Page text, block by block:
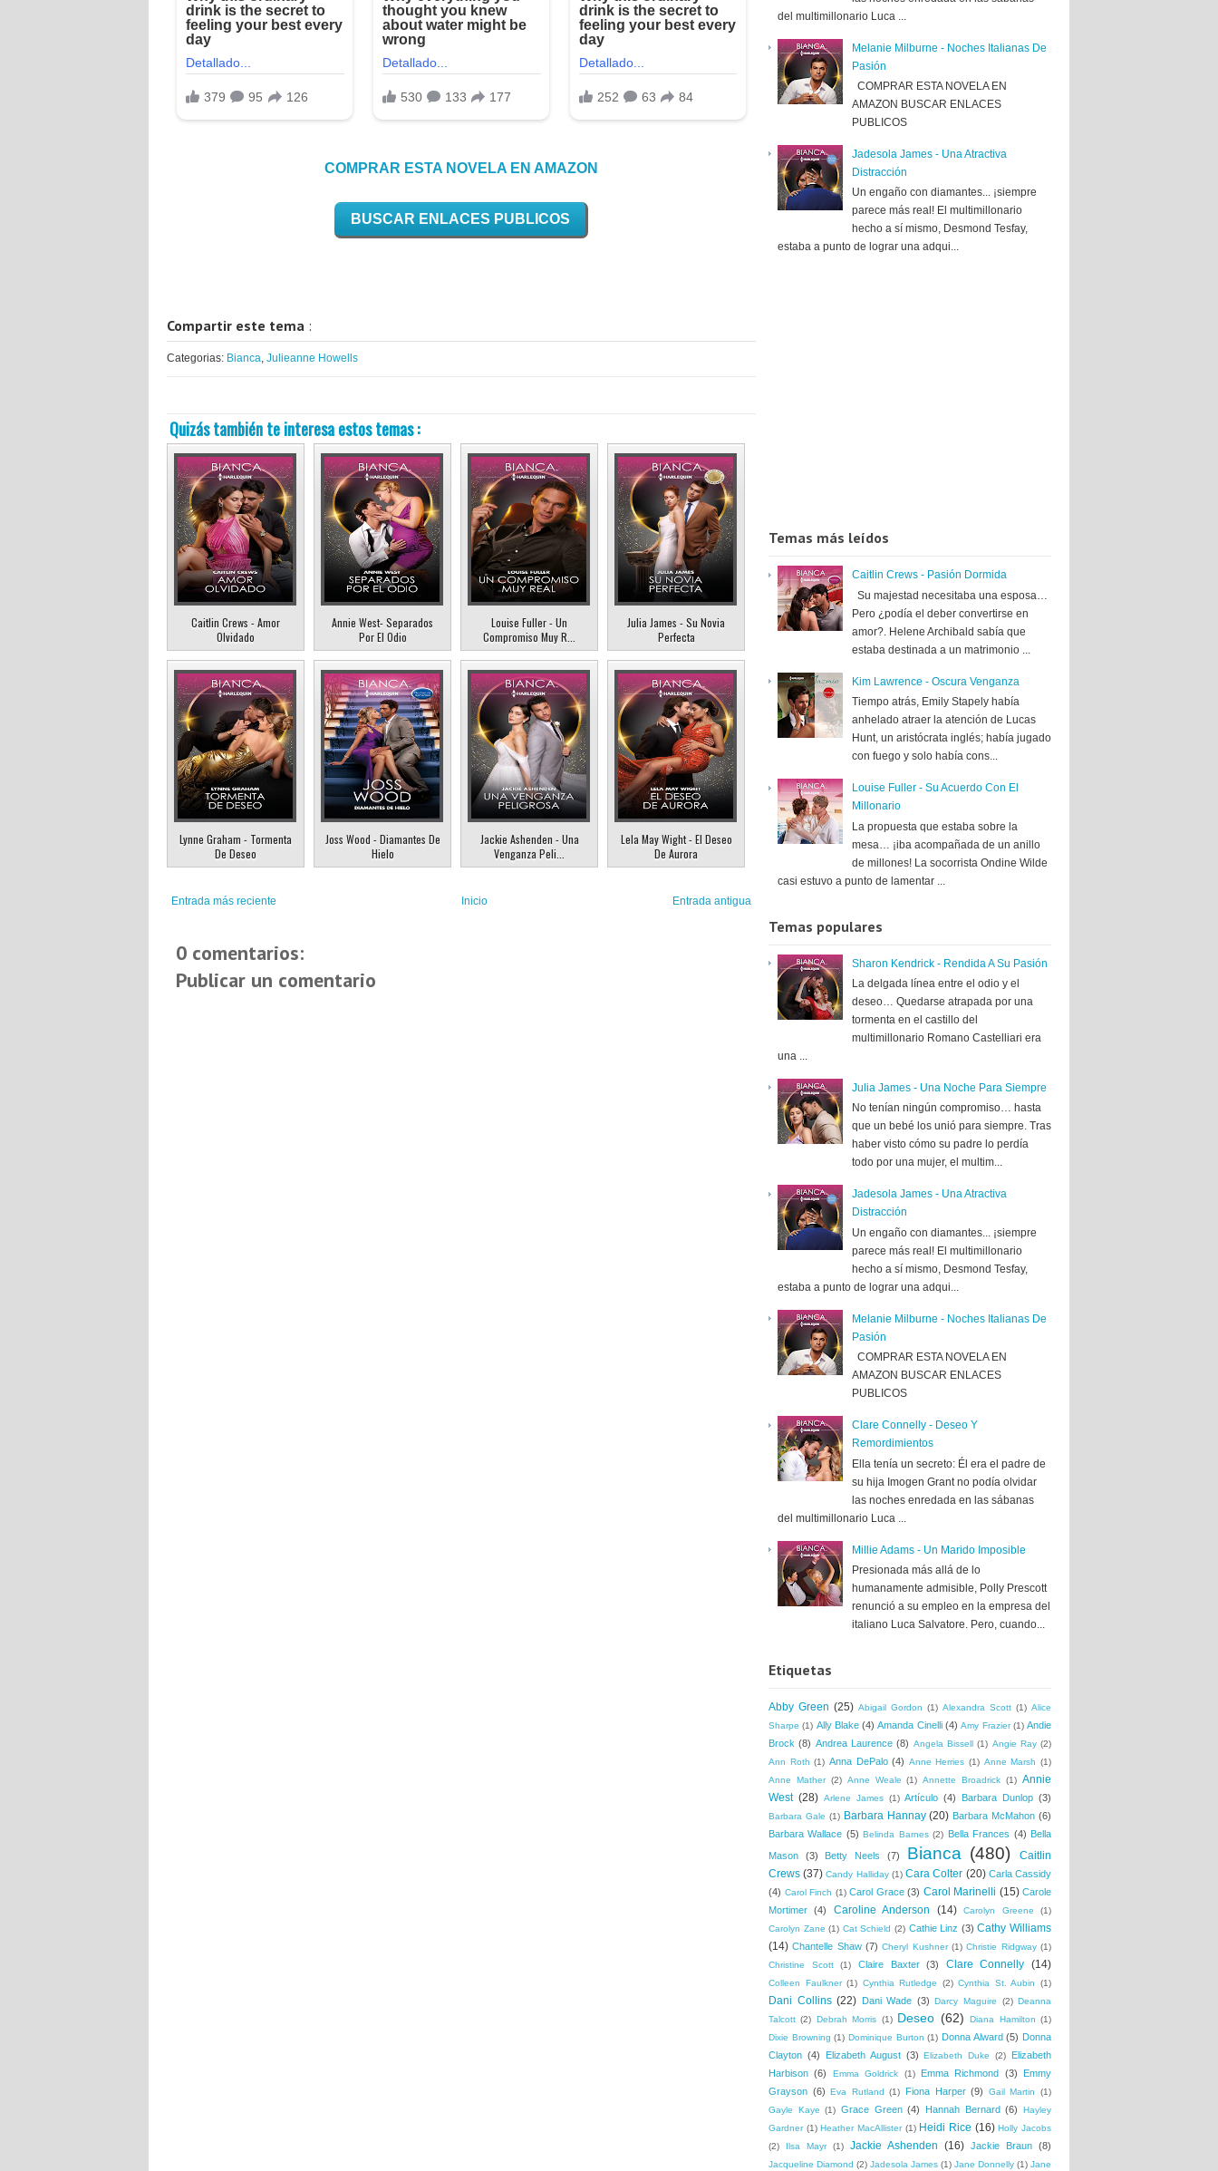
COMPRAR ESTA NOVELA EN AMAZON
BUSCAR ENLACES PUBLICOS
Compartir este tema :
Categorias: Bianca, Julieanne Howells
Quizás también te interesa estos temas :
Caitlin Crews - Amor
Olvidado
Annie West- Separados
Por El Odio
Louise Fuller - Un
Compromiso Muy R...
Julia James - Su Novia
Perfecta
Lynne Graham - Tormenta
De Deseo
Joss Wood - Diamantes De
Hielo
Jackie Ashenden - Una
Venganza Peli...
Lela May Wight - El Deseo
De Aurora
Entrada más reciente Entrada antigua
Inicio
0 comentarios:
Publicar un comentario
del multimillonario Luca ...
Melanie Milburne - Noches Italianas De
Pasión
COMPRAR ESTA NOVELA EN
AMAZON BUSCAR ENLACES
PUBLICOS
Jadesola James - Una Atractiva
Distracción
Un engaño con diamantes... ¡siempre
parece más real! El multimillonario
hecho a sí mismo, Desmond Tesfay,
estaba a punto de lograr una adqui...
Temas más leídos
Caitlin Crews - Pasión Dormida
Su majestad necesitaba una esposa…
Pero ¿podía el deber convertirse en
amor?. Helene Archibald sabía que
estaba destinada a un matrimonio ...
Kim Lawrence - Oscura Venganza
Tiempo atrás, Emily Stapely había
anhelado atraer la atención de Lucas
Hunt, un aristócrata inglés; había jugado
con fuego y solo había cons...
Louise Fuller - Su Acuerdo Con El
Millonario
La propuesta que estaba sobre la
mesa… ¡iba acompañada de un anillo
de millones! La socorrista Ondine Wilde
casi estuvo a punto de lamentar ...
Temas populares
Sharon Kendrick - Rendida A Su Pasión
La delgada línea entre el odio y el
deseo… Quedarse atrapada por una
tormenta en el castillo del
multimillonario Romano Castelliari era
una ...
Julia James - Una Noche Para Siempre
No tenían ningún compromiso… hasta
que un bebé los unió para siempre. Tras
haber visto cómo su padre lo perdía
todo por una mujer, el multim...
Jadesola James - Una Atractiva
Distracción
Un engaño con diamantes... ¡siempre
parece más real! El multimillonario
hecho a sí mismo, Desmond Tesfay,
estaba a punto de lograr una adqui...
Melanie Milburne - Noches Italianas De
Pasión
COMPRAR ESTA NOVELA EN
AMAZON BUSCAR ENLACES
PUBLICOS
Clare Connelly - Deseo Y
Remordimientos
Ella tenía un secreto: Él era el padre de
su hija Imogen Grant no podía olvidar
las noches enredada en las sábanas
del multimillonario Luca ...
Millie Adams - Un Marido Imposible
Presionada más allá de lo
humanamente admisible, Polly Prescott
renunció a su empleo en la empresa del
italiano Luca Salvatore. Pero, cuando...
Etiquetas
Abby Green (25) Abigail Gordon (1) Alexandra Scott (1) Alice
Sharpe (1) Ally Blake (4) Amanda Cinelli (4) Amy Frazier (1) Andie
Brock (8) Andrea Laurence (8) Angela Bissell (1) Angie Ray (2)
Ann Roth (1) Anna DePalo (4) Anne Herries (1) Anne Marsh (1)
Anne Mather (2) Anne Weale (1) Annette Broadrick (1) Annie
West (28) Arlene James (1) Artículo (4) Barbara Dunlop (3)
Barbara Gale (1) Barbara Hannay (20) Barbara McMahon (6)
Barbara Wallace (5) Belinda Barnes (2) Bella Frances (4) Bella
Mason
(3) Betty Neels (7) Bianca (480)
Caitlin
Crews (37) Candy Halliday (1) Cara Colter (20) Carla Cassidy
(4) Carol Finch (1) Carol Grace (3) Carol Marinelli (15) Carole
Mortimer
(4) Caroline Anderson (14) Carolyn Greene
(1)
Carolyn Zane (1) Cat Schield (2) Cathie Linz (3) Cathy Williams
(14) Chantelle Shaw (7) Cheryl Kushner (1) Christie Ridgway (1)
Christine Scott
(1) Claire Baxter (3) Clare Connelly (14)
Colleen Faulkner (1) Cynthia Rutledge (2) Cynthia St. Aubin (1)
Dani Collins (22) Dani Wade (3) Darcy Maguire (2) Deanna
Talcott (2) Debrah Morris (1) Deseo (62) Diana Hamilton (1)
Dixie Browning (1) Dominique Burton (1) Donna Alward (5) Donna
Clayton (4) Elizabeth August (3) Elizabeth Duke (2)
Elizabeth
Harbison (6) Emma Goldrick (1) Emma Richmond (3)
Emmy
Grayson (6) Eva Rutland (1) Fiona Harper (9) Gail Martin
(1)
Gayle Kaye (1) Grace Green (4) Hannah Bernard (6)
Hayley
Gardner (1) Heather MacAllister (1) Heidi Rice (16) Holly Jacobs
(2)
Ilsa Mayr (1) Jackie Ashenden (16) Jackie Braun (8)
Jacqueline Diamond (2) Jadesola James (1) Jane Donnelly (1) Jane